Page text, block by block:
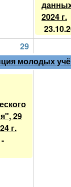
2024 г.
29
молодых
29
г.